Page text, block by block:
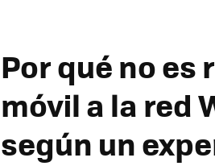
Por qué no
móvil a la red
según un